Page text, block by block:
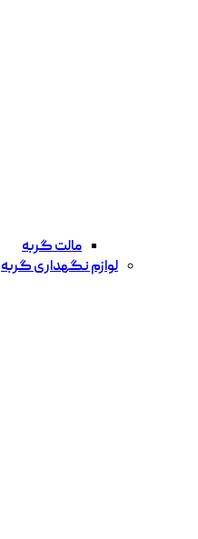
مالت گربه
لوازم نگهداری گربه